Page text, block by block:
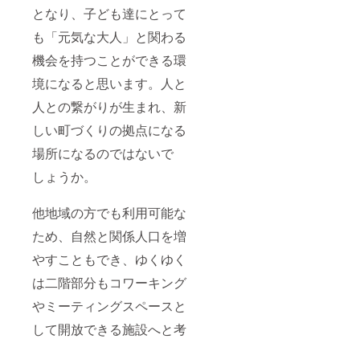
となり、子ども達にとって
も「元気な大人」と関わる
機会を持つことができる環
境になると思います。人と
人との繋がりが生まれ、新
しい町づくりの拠点になる
場所になるのではないで
しょうか。
他地域の方でも利用可能な
ため、自然と関係人口を増
やすこともでき、ゆくゆく
は二階部分もコワーキング
やミーティングスペースと
して開放できる施設へと考